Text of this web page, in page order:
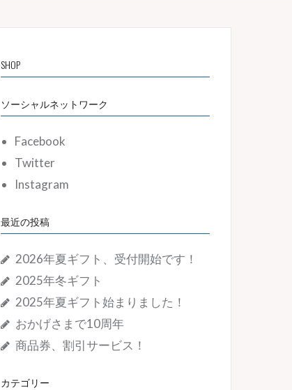
SHOP
ソーシャルネットワーク
Facebook
Twitter
Instagram
最近の投稿
2026年夏ギフト、受付開始です！
2025年冬ギフト
2025年夏ギフト始まりました！
おかげさまで10周年
商品券、割引サービス！
カテゴリー